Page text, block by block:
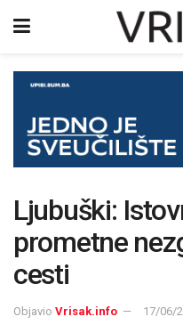
Ljubuški:
prometne
cesti
Objavio Vrisak.info 17/06/